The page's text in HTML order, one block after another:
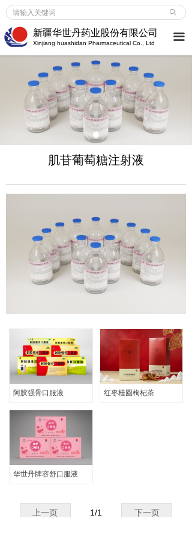
新疆华世丹药业股份有限公司
Xinjiang huashidan Pharmaceutical Co., Ltd
끀
首页
企业介绍
企业介绍
荣誉成就
大事记
新闻中心
媒体报道
产品服务
输液产品
口服液产品
代用茶
ꀂ 阿胶强骨专题
企业文化
招聘信息
联系我们
ꄙ
肌苷葡萄糖注射液
阿胶强骨口服液 红枣桂圆枸杞茶
华世丹牌容舒口服液
上一页 下一页
1/1